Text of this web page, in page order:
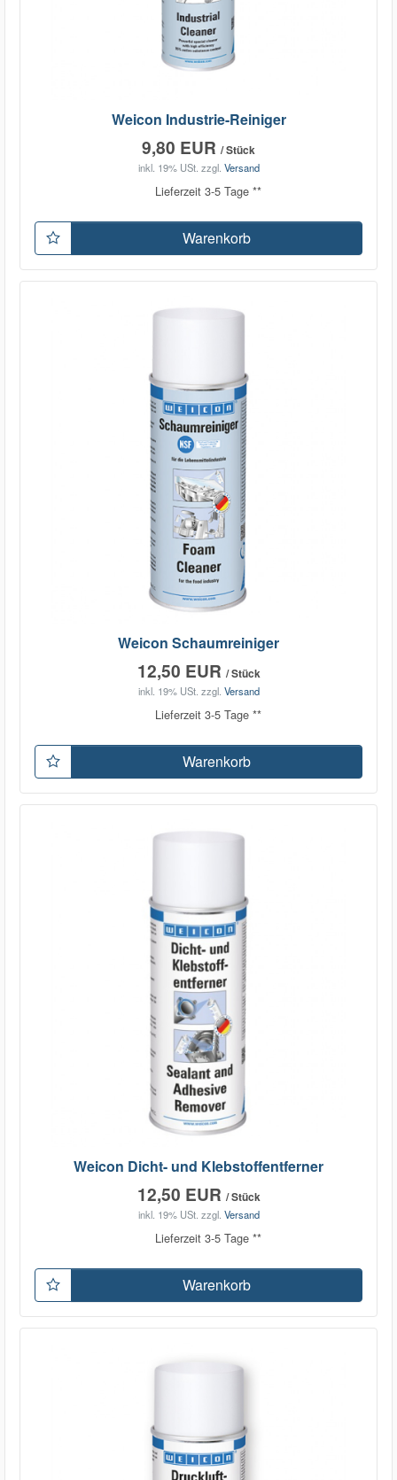
Weicon Industrie-Reiniger
9,80 EUR / Stück
inkl. 19% USt. zzgl. Versand
Lieferzeit 3-5 Tage **
Warenkorb
Weicon Schaumreiniger
12,50 EUR / Stück
inkl. 19% USt. zzgl. Versand
Lieferzeit 3-5 Tage **
Warenkorb
Weicon Dicht- und Klebstoffentferner
12,50 EUR / Stück
inkl. 19% USt. zzgl. Versand
Lieferzeit 3-5 Tage **
Warenkorb